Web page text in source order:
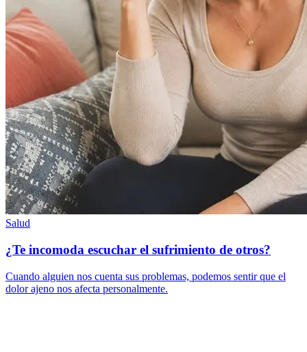
Salud
¿Te incomoda escuchar el sufrimiento de otros?
Cuando alguien nos cuenta sus problemas, podemos sentir que el
dolor ajeno nos afecta personalmente.